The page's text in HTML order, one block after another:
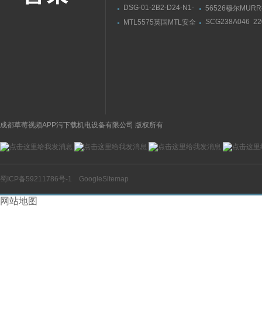
DSG-01-2B2-D24-N1-
件一览
56526穆尔
模块安装连接尺寸
MTL5575英国MTL安全
SCG238A046
成都草莓视频APP污下载机电设备有限公司 版权所有
蜀ICP备59211786号-1 GoogleSitemap
网站地图